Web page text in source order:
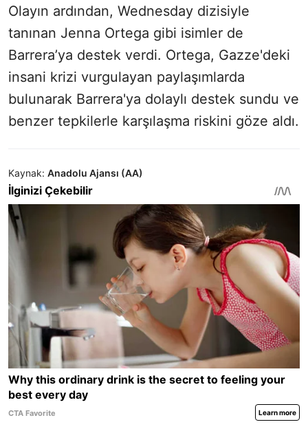
Olayın ardından, Wednesday dizisiyle
tanınan Jenna Ortega gibi isimler de
Barrera’ya destek verdi. Ortega, Gazze'deki
insani krizi vurgulayan paylaşımlarda
bulunarak Barrera'ya dolaylı destek sundu ve
benzer tepkilerle karşılaşma riskini göze aldı.
Kaynak: Anadolu Ajansı (AA)